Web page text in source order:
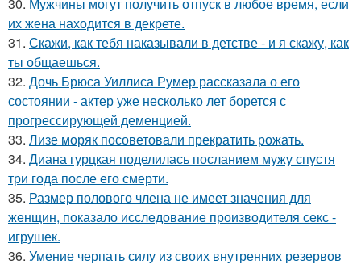
их жена находится в декрете.
31. Скажи, как тебя наказывали в детстве - и я скажу, как
ты общаешься.
32. Дочь Брюса Уиллиса Румер рассказала о его
состоянии - актер уже несколько лет борется с
прогрессирующей деменцией.
33. Лизе моряк посоветовали прекратить рожать.
34. Диана гурцкая поделилась посланием мужу спустя
три года после его смерти.
35. Размер полового члена не имеет значения для
женщин, показало исследование производителя секс -
игрушек.
36. Умение черпать силу из своих внутренних резервов